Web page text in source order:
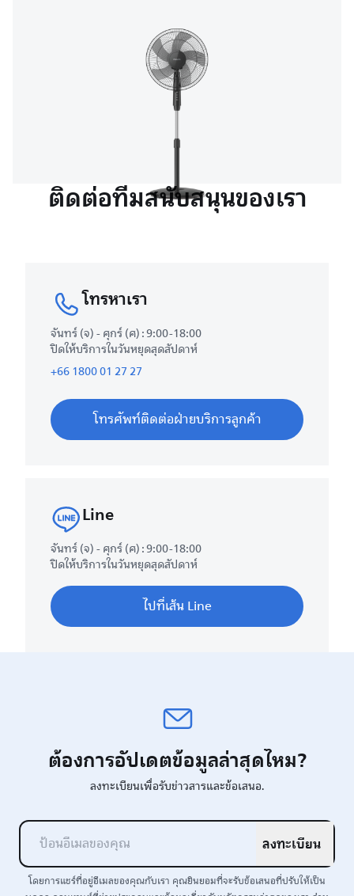
ติดต่อทีมสนับสนุนของเรา
โทรหาเรา
จันทร์ (จ) - ศุกร์ (ศ) : 9:00-18:00
ปิดให้บริการในวันหยุดสุดสัปดาห์
+66 1800 01 27 27
โทรศัพท์ติดต่อฝ่ายบริการลูกค้า
Line
จันทร์ (จ) - ศุกร์ (ศ) : 9:00-18:00
ปิดให้บริการในวันหยุดสุดสัปดาห์
ไปที่เส้น Line
ต้องการอัปเดตข้อมูลล่าสุดไหม?
ลงทะเบียนเพื่อรับข่าวสารและข้อเสนอ.
ลงทะเบียน
โดยการแชร์ที่อยู่อีเมลของคุณกับเรา คุณยินยอมที่จะรับข้อเสนอที่ปรับให้เป็น